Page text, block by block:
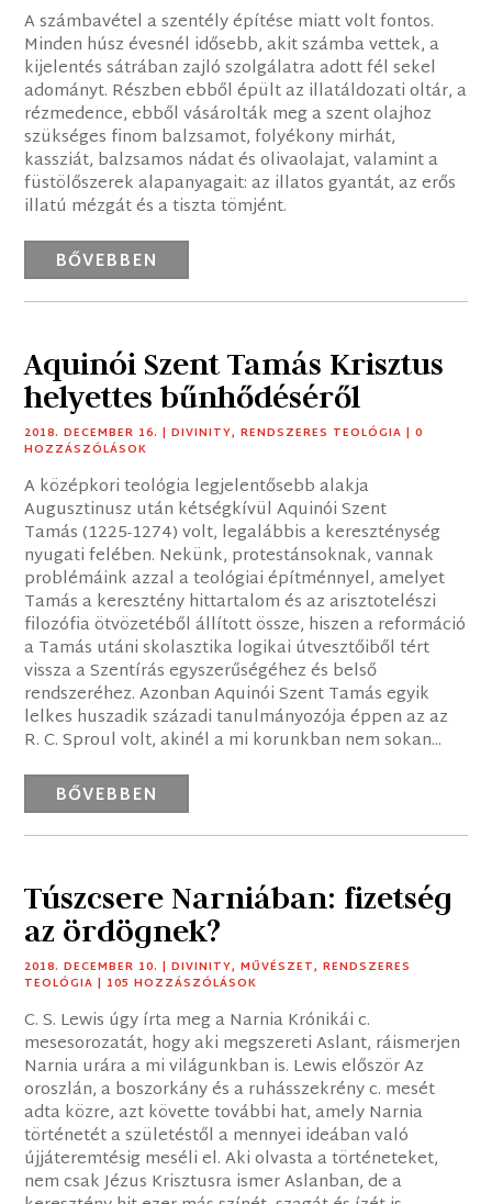
A számbavétel a szentély építése miatt volt fontos.
Minden húsz évesnél idősebb, akit számba vettek, a
kijelentés sátrában zajló szolgálatra adott fél sekel
adományt. Részben ebből épült az illatáldozati oltár, a
rézmedence, ebből vásárolták meg a szent olajhoz
szükséges finom balzsamot, folyékony mirhát,
kassziát, balzsamos nádat és olivaolajat, valamint a
füstölőszerek alapanyagait: az illatos gyantát, az erős
illatú mézgát és a tiszta tömjént.
BŐVEBBEN
Aquinói Szent Tamás Krisztus
helyettes bűnhődéséről
2018. DECEMBER 16. |DIVINITY,RENDSZERES TEOLÓGIA | 0
HOZZÁSZÓLÁSOK
A középkori teológia legjelentősebb alakja
Augusztinusz után kétségkívül Aquinói Szent
Tamás (1225-1274) volt, legalábbis a kereszténység
nyugati felében. Nekünk, protestánsoknak, vannak
problémáink azzal a teológiai építménnyel, amelyet
Tamás a keresztény hittartalom és az arisztotelészi
filozófia ötvözetéből állított össze, hiszen a reformáció
a Tamás utáni skolasztika logikai útvesztőiből tért
vissza a Szentírás egyszerűségéhez és belső
rendszeréhez. Azonban Aquinói Szent Tamás egyik
lelkes huszadik századi tanulmányozója éppen az az
R. C. Sproul volt, akinél a mi korunkban nem sokan...
BŐVEBBEN
Túszcsere Narniában: fizetség
az ördögnek?
2018. DECEMBER 10. |DIVINITY,MŰVÉSZET,RENDSZERES
TEOLÓGIA | 105 HOZZÁSZÓLÁSOK
C. S. Lewis úgy írta meg a Narnia Krónikái c.
mesesorozatát, hogy aki megszereti Aslant, ráismerjen
Narnia urára a mi világunkban is. Lewis először Az
oroszlán, a boszorkány és a ruhásszekrény c. mesét
adta közre, azt követte további hat, amely Narnia
történetét a születéstől a mennyei ideában való
újjáteremtésig meséli el. Aki olvasta a történeteket,
nem csak Jézus Krisztusra ismer Aslanban, de a